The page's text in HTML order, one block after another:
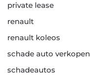
private lease
renault
renault koleos
schade auto verkopen
schadeautos